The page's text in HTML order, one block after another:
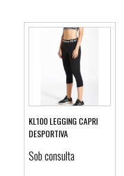
Ver detalhes
KL100 LEGGING CAPRI
DESPORTIVA
Sob consulta